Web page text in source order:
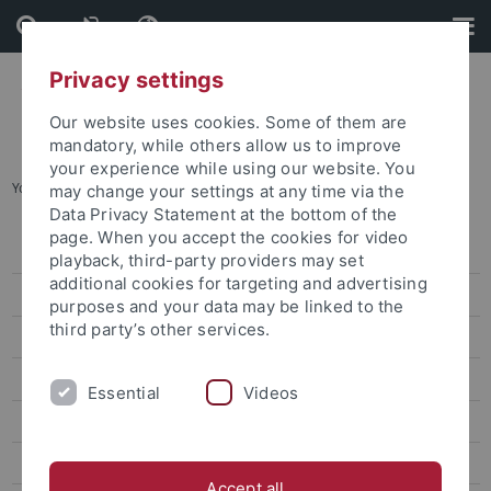
Skip
to
content
Skip
to
footer
You are here: Startseite ... Beratung und Info
Zentrale Studienberatung
Studienfachberatung
Beratung für internationale Studierende
Lehramtsstudium
Schwierigkeiten im Studienverlauf
Privacy settings
Our website uses cookies. Some of them are
mandatory, while others allow us to improve
your experience while using our website. You
may change your settings at any time via the
Data Privacy Statement at the bottom of the
page. When you accept the cookies for video
playback, third-party providers may set
additional cookies for targeting and advertising
purposes and your data may be linked to the
third party’s other services.
Essential Videos